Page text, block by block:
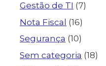
Gestão de TI (7)
Nota Fiscal (16)
Segurança (10)
Sem categoria (18)